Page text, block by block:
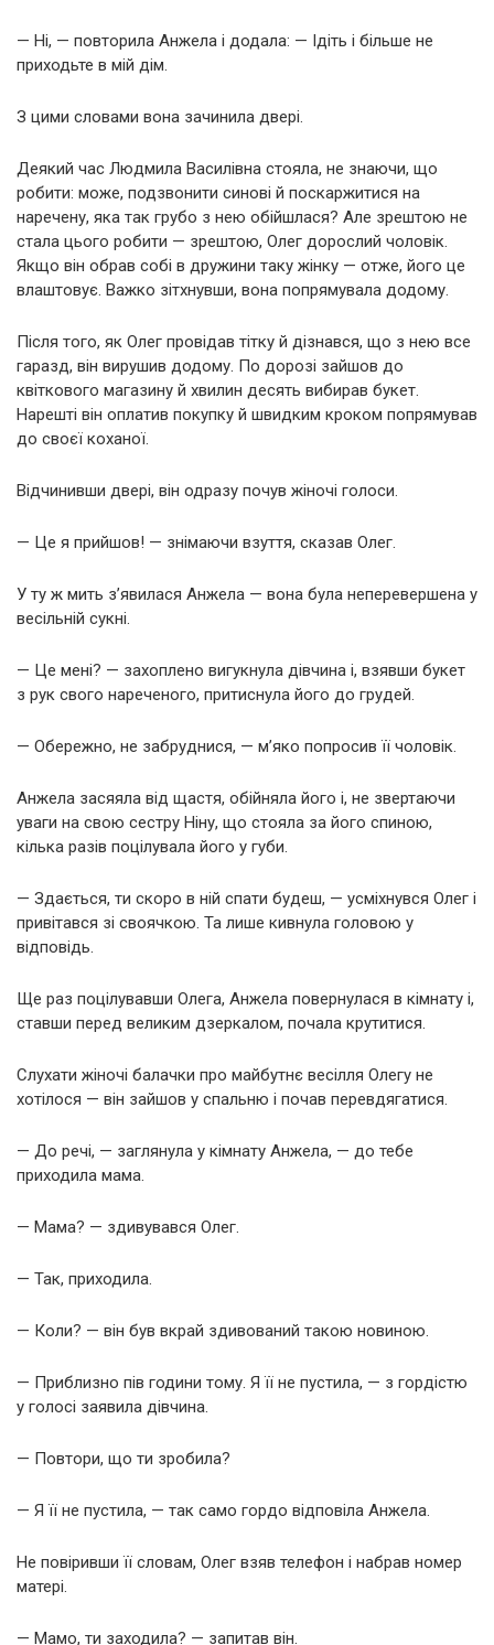
— Ні, — повторила Анжела і додала: — Ідіть і більше не
приходьте в мій дім.
З цими словами вона зачинила двері.
Деякий час Людмила Василівна стояла, не знаючи, що
робити: може, подзвонити синові й поскаржитися на
наречену, яка так грубо з нею обійшлася? Але зрештою не
стала цього робити — зрештою, Олег дорослий чоловік.
Якщо він обрав собі в дружини таку жінку — отже, його це
влаштовує. Важко зітхнувши, вона попрямувала додому.
Після того, як Олег провідав тітку й дізнався, що з нею все
гаразд, він вирушив додому. По дорозі зайшов до
квіткового магазину й хвилин десять вибирав букет.
Нарешті він оплатив покупку й швидким кроком попрямував
до своєї коханої.
Відчинивши двері, він одразу почув жіночі голоси.
— Це я прийшов! — знімаючи взуття, сказав Олег.
У ту ж мить з’явилася Анжела — вона була неперевершена у
весільній сукні.
— Це мені? — захоплено вигукнула дівчина і, взявши букет
з рук свого нареченого, притиснула його до грудей.
— Обережно, не забруднися, — м’яко попросив її чоловік.
Анжела засяяла від щастя, обійняла його і, не звертаючи
уваги на свою сестру Ніну, що стояла за його спиною,
кілька разів поцілувала його у губи.
— Здається, ти скоро в ній спати будеш, — усміхнувся Олег і
привітався зі своячкою. Та лише кивнула головою у
відповідь.
Ще раз поцілувавши Олега, Анжела повернулася в кімнату і,
ставши перед великим дзеркалом, почала крутитися.
Слухати жіночі балачки про майбутнє весілля Олегу не
хотілося — він зайшов у спальню і почав перевдягатися.
— До речі, — заглянула у кімнату Анжела, — до тебе
приходила мама.
— Мама? — здивувався Олег.
— Так, приходила.
— Коли? — він був вкрай здивований такою новиною.
— Приблизно пів години тому. Я її не пустила, — з гордістю
у голосі заявила дівчина.
— Повтори, що ти зробила?
— Я її не пустила, — так само гордо відповіла Анжела.
Не повіривши її словам, Олег взяв телефон і набрав номер
матері.
— Мамо, ти заходила? — запитав він.